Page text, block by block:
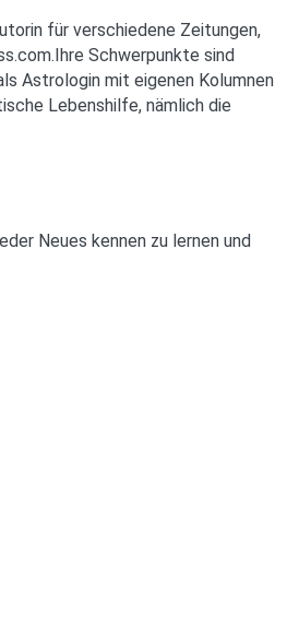
für verschiedene Zeitungen,
Schwerpunkte sind
Astrologin mit eigenen Kolumnen
Lebenshilfe, nämlich die
Neues kennen zu lernen und